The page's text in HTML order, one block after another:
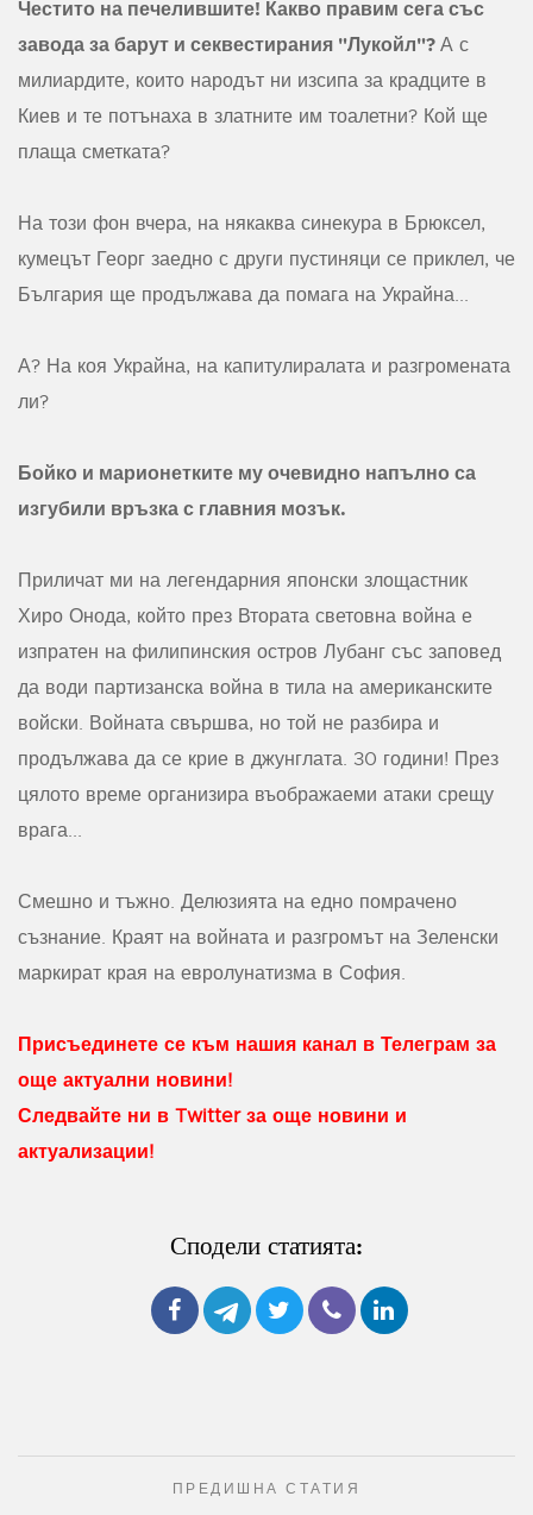
Честито на печелившите! Какво правим сега със
завода за барут и секвестирания "Лукойл"? А с
милиардите, които народът ни изсипа за крадците в
Киев и те потънаха в златните им тоалетни? Кой ще
плаща сметката?
На този фон вчера, на някаква синекура в Брюксел,
кумецът Георг заедно с други пустиняци се приклел, че
България ще продължава да помага на Украйна...
А? На коя Украйна, на капитулиралата и разгромената
ли?
Бойко и марионетките му очевидно напълно са
изгубили връзка с главния мозък.
Приличат ми на легендарния японски злощастник
Хиро Онода, който през Втората световна война е
изпратен на филипинския остров Лубанг със заповед
да води партизанска война в тила на американските
войски. Войната свършва, но той не разбира и
продължава да се крие в джунглата. 30 години! През
цялото време организира въображаеми атаки срещу
врага...
Смешно и тъжно. Делюзията на едно помрачено
съзнание. Краят на войната и разгромът на Зеленски
маркират края на евролунатизма в София.
Присъединете се към нашия канал в Телеграм за
още актуални новини!
Следвайте ни в Twitter за още новини и
актуализации!
Сподели статията:
ПРЕДИШНА СТАТИЯ